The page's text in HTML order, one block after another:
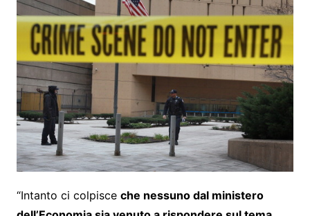
“Intanto ci colpisce che nessuno dal ministero